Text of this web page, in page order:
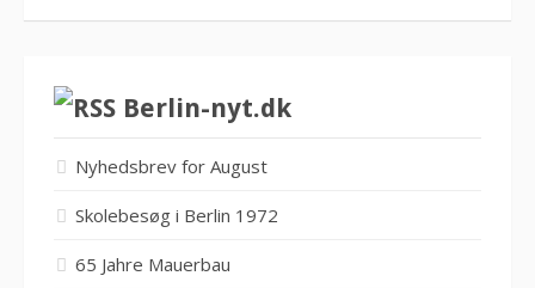
Berlin-nyt.dk
Nyhedsbrev for August
Skolebesøg i Berlin 1972
65 Jahre Mauerbau